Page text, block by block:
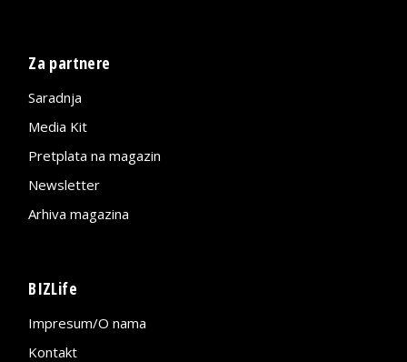
Za partnere
Saradnja
Media Kit
Pretplata na magazin
Newsletter
Arhiva magazina
BIZLife
Impresum/O nama
Kontakt